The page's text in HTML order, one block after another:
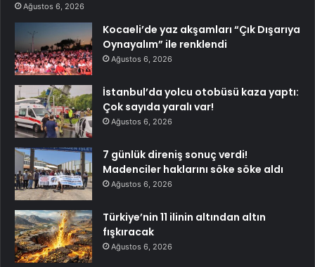
Ağustos 6, 2026
Kocaeli’de yaz akşamları “Çık Dışarıya
Oynayalım” ile renklendi
Ağustos 6, 2026
İstanbul’da yolcu otobüsü kaza yaptı:
Çok sayıda yaralı var!
Ağustos 6, 2026
7 günlük direniş sonuç verdi!
Madenciler haklarını söke söke aldı
Ağustos 6, 2026
Türkiye’nin 11 ilinin altından altın
fışkıracak
Ağustos 6, 2026